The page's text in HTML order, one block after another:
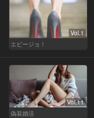
Vol.1
エビージョ！
Vol.11
偽装婚活